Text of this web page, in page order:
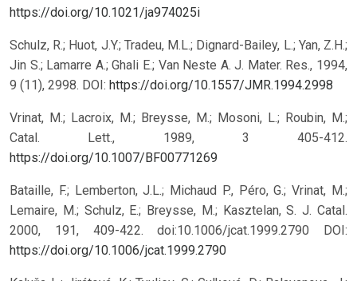
https://doi.org/10.1021/ja974025i
Schulz, R.; Huot, J.Y.; Tradeu, M.L.; Dignard-Bailey, L.; Yan, Z.H.;
Jin S.; Lamarre A.; Ghali E.; Van Neste A. J. Mater. Res., 1994,
9 (11), 2998. DOI: https://doi.org/10.1557/JMR.1994.2998
Vrinat, M.; Lacroix, M.; Breysse, M.; Mosoni, L.; Roubin, M.;
Catal. Lett., 1989, 3 405-412.
https://doi.org/10.1007/BF00771269
Bataille, F.; Lemberton, J.L.; Michaud P., Péro, G.; Vrinat, M.;
Lemaire, M.; Schulz, E.; Breysse, M.; Kasztelan, S. J. Catal.
2000, 191, 409-422. doi:10.1006/jcat.1999.2790 DOI:
https://doi.org/10.1006/jcat.1999.2790